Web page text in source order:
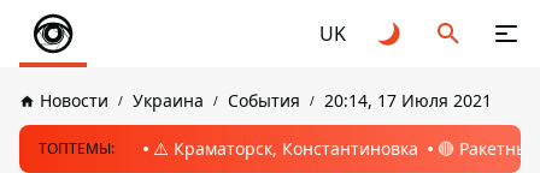
UK
Новости Украина События 20:14, 17 Июля 2021
ТОПТЕМЫ: ⚠️ Краматорск, Константиновка 🔴